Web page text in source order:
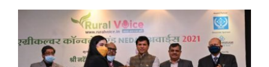
About Us
Leadership Profiles